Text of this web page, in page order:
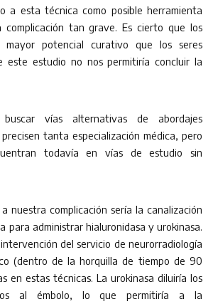
a esta técnica como posible herramienta
complicación tan grave. Es cierto que los
mayor potencial curativo que los seres
este estudio no nos permitiría concluir la
vías alternativas de abordajes
tanta especialización médica, pero
todavía en vías de estudio sin
nuestra complicación sería la canalización
para administrar hialuronidasa y urokinasa.
del servicio de neurorradiología
(dentro de la horquilla de tiempo de 90
en estas técnicas. La urokinasa diluiría los
al émbolo, lo que permitiría a la